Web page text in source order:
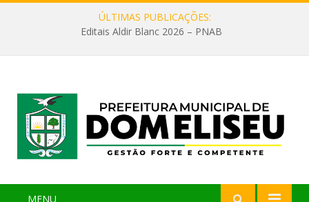
ÚLTIMAS PUBLICAÇÕES:
Editais Aldir Blanc 2026 – PNAB
MENU